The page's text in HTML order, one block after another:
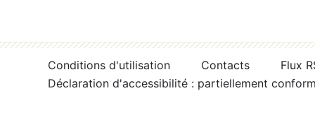
Conditions d'utilisation Contacts
Flux
Déclaration d'accessibilité : partiellement